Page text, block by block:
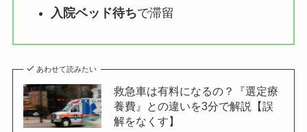
入院ベッド待ちで滞留
あわせて読みたい
救急車は有料になるの？『選定療
養費』との違いを3分で解説【誤
解をなくす】